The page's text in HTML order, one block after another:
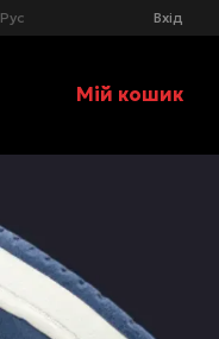
Рус Вхід
Мій кошик